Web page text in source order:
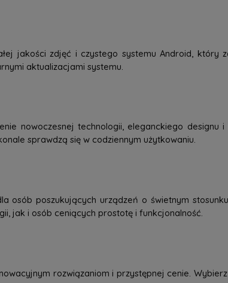
jakości zdjęć i czystego systemu Android, który
aktualizacjami systemu.
nowoczesnej technologii, eleganckiego
sprawdzą się w codziennym użytkowaniu.
osób poszukujących urządzeń o świetnym
jak i osób ceniących prostotę i funkcjonalność.
rozwiązaniom i przystępnej cenie.